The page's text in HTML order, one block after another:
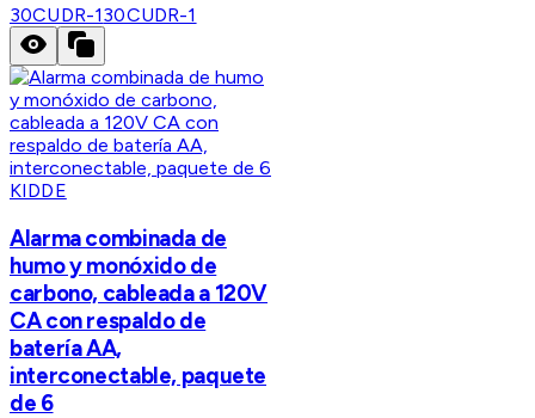
30CUDR-130CUDR-1
KIDDE
Alarma combinada de
humo y monóxido de
carbono, cableada a 120V
CA con respaldo de
batería AA,
interconectable, paquete
de 6